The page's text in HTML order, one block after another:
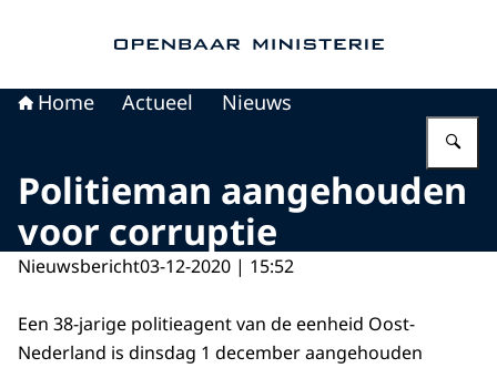
Home Actueel Nieuws
Politieman aangehouden
voor corruptie
Nieuwsbericht03-12-2020 | 15:52
Een 38-jarige politieagent van de eenheid Oost-
Nederland is dinsdag 1 december aangehouden